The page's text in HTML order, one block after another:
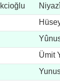
Ümit